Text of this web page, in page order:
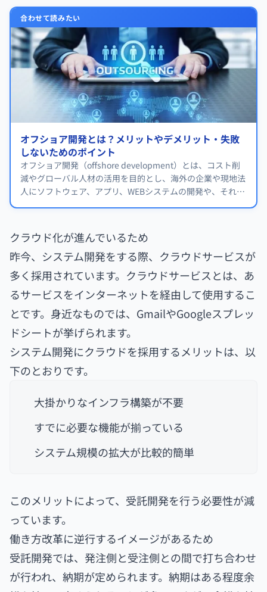
合わせて読みたい
オフショア開発とは？メリットやデメリット・失敗
しないためのポイント
オフショア開発（offshore development）とは、コスト削
減やグローバル人材の活用を目的とし、海外の企業や現地法
人にソフトウェア、アプリ、WEBシステムの開発や、それら
を解説 ニアショア開発を検討している場合、コストや人材
確保・求める技術力など気になるものです。対応規模や発注
する際のポイントも事前に押さえておく必要があるでしょ
う。
クラウド化が進んでいるため
昨今、システム開発をする際、クラウドサービスが
多く採用されています。クラウドサービスとは、あ
るサービスをインターネットを経由して使用するこ
とです。身近なものでは、GmailやGoogleスプレッ
ドシートが挙げられます。
システム開発にクラウドを採用するメリットは、以
下のとおりです。
大掛かりなインフラ構築が不要
すでに必要な機能が揃っている
システム規模の拡大が比較的簡単
このメリットによって、受託開発を行う必要性が減
っています。
働き方改革に逆行するイメージがあるため
受託開発では、発注側と受注側との間で打ち合わせ
が行われ、納期が定められます。納期はある程度余